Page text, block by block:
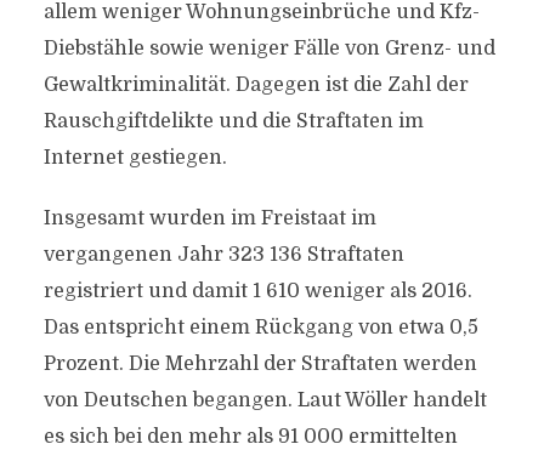
allem weniger Wohnungseinbrüche und Kfz-
Diebstähle sowie weniger Fälle von Grenz- und
Gewaltkriminalität. Dagegen ist die Zahl der
Rauschgiftdelikte und die Straftaten im
Internet gestiegen.
Insgesamt wurden im Freistaat im
vergangenen Jahr 323 136 Straftaten
registriert und damit 1 610 weniger als 2016.
Das entspricht einem Rückgang von etwa 0,5
Prozent. Die Mehrzahl der Straftaten werden
von Deutschen begangen. Laut Wöller handelt
es sich bei den mehr als 91 000 ermittelten